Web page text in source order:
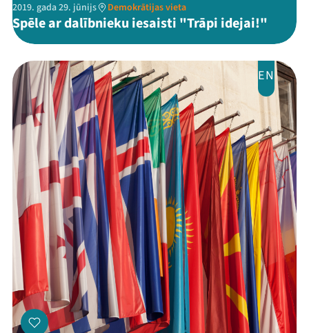
2019. gada 29. jūnijs Demokrātijas vieta
Spēle ar dalībnieku iesaisti "Trāpi idejai!"
EN